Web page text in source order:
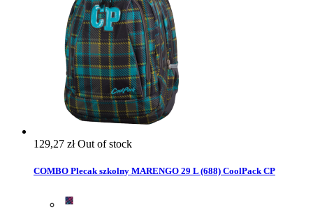
129,27 złOut of stock
COMBO Plecak szkolny MARENGO 29 L (688) CoolPack CP